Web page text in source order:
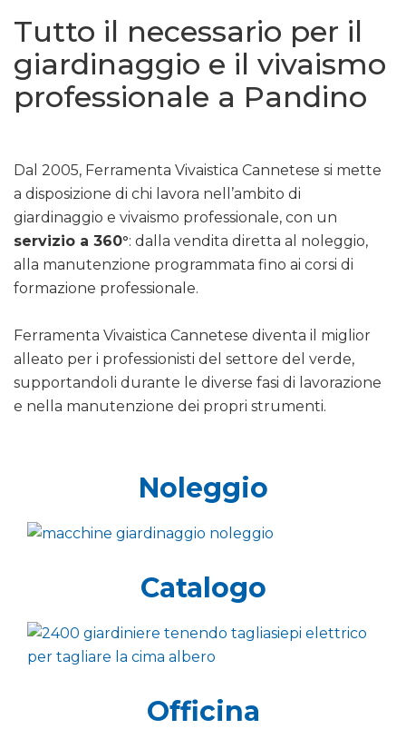
Tutto il necessario per il
giardinaggio e il vivaismo
professionale a Pandino
Dal 2005, Ferramenta Vivaistica Cannetese si mette
a disposizione di chi lavora nell’ambito di
giardinaggio e vivaismo professionale, con un
servizio a 360°: dalla vendita diretta al noleggio,
alla manutenzione programmata fino ai corsi di
formazione professionale.
Ferramenta Vivaistica Cannetese diventa il miglior
alleato per i professionisti del settore del verde,
supportandoli durante le diverse fasi di lavorazione
e nella manutenzione dei propri strumenti.
Noleggio
Catalogo
Officina